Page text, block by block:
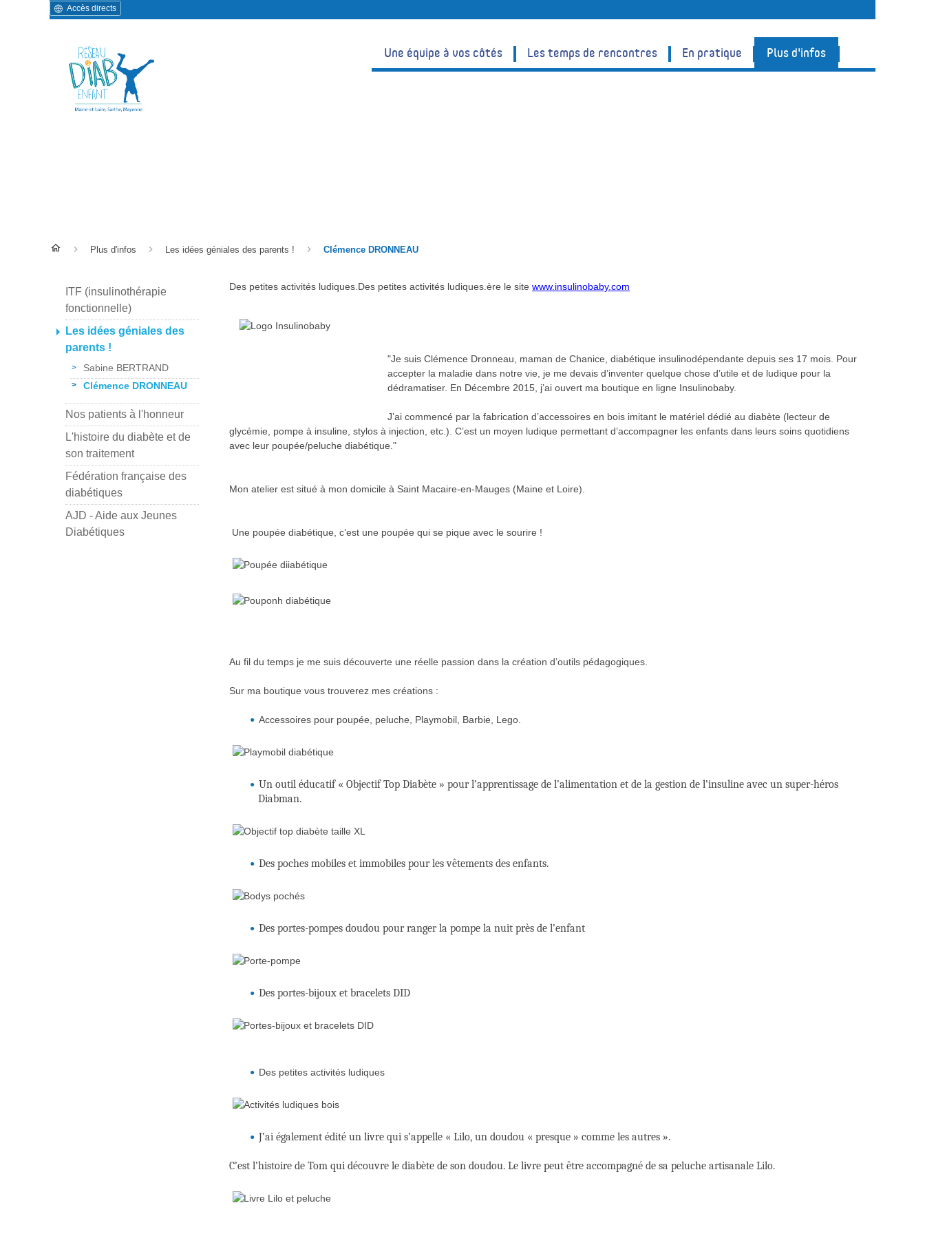
Accès directs
Une équipe à vos côtés Les temps de rencontres En pratique Plus d'infos
Plus d'infos Les idées géniales des parents ! Clémence DRONNEAU
Des petites activités ludiques.Des petites activités ludiques.ère le site www.insulinobaby.com
"Je suis Clémence Dronneau, maman de Chanice, diabétique insulinodépendante depuis ses 17 mois. Pour
accepter la maladie dans notre vie, je me devais d’inventer quelque chose d’utile et de ludique pour la
dédramatiser. En Décembre 2015, j’ai ouvert ma boutique en ligne Insulinobaby.
J’ai commencé par la fabrication d’accessoires en bois imitant le matériel dédié au diabète (lecteur de
glycémie, pompe à insuline, stylos à injection, etc.). C’est un moyen ludique permettant d’accompagner les enfants dans leurs soins quotidiens
avec leur poupée/peluche diabétique."
Mon atelier est situé à mon domicile à Saint Macaire-en-Mauges (Maine et Loire).
Une poupée diabétique, c’est une poupée qui se pique avec le sourire !
Au fil du temps je me suis découverte une réelle passion dans la création d’outils pédagogiques.
Sur ma boutique vous trouverez mes créations :
Accessoires pour poupée, peluche, Playmobil, Barbie, Lego.
Un outil éducatif « Objectif Top Diabète » pour l’apprentissage de l’alimentation et de la gestion de l’insuline avec un super-héros
Diabman.
Des poches mobiles et immobiles pour les vêtements des enfants.
Des portes-pompes doudou pour ranger la pompe la nuit près de l’enfant
Des portes-bijoux et bracelets DID
Des petites activités ludiques
J’ai également édité un livre qui s’appelle « Lilo, un doudou « presque » comme les autres ».
C’est l’histoire de Tom qui découvre le diabète de son doudou. Le livre peut être accompagné de sa peluche artisanale Lilo.
ITF (insulinothérapie
fonctionnelle)
Les idées géniales des
parents !
Sabine BERTRAND
Clémence DRONNEAU
Nos patients à l'honneur
L'histoire du diabète et de
son traitement
Fédération française des
diabétiques
AJD - Aide aux Jeunes
Diabétiques